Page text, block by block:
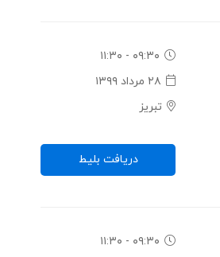
۰۹:۳۰ - ۱۱:۳۰
۲۸ مرداد ۱۳۹۹
تبریز
دریافت بلیط
۰۹:۳۰ - ۱۱:۳۰